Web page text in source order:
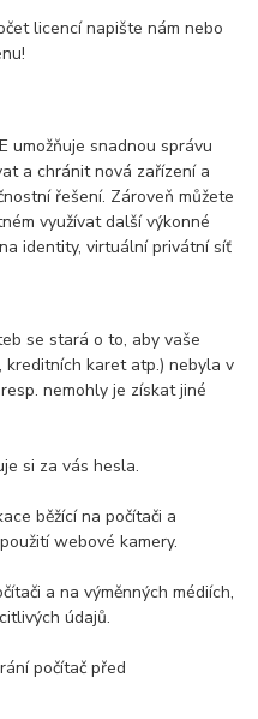
licencí napište nám nebo
umožňuje snadnou správu
a chránit nová zařízení a
řešení. Zároveň můžete
využívat další výkonné
identity, virtuální privátní síť
se stará o to, aby vaše
kreditních karet atp.) nebyla v
nemohly je získat jiné
si za vás hesla.
běžící na počítači a
webové kamery.
a na výměnných médiích,
údajů.
počítač před